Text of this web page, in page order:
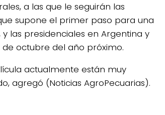
a las que le seguirán las
supone el primer paso para una
las presidenciales en Argentina y
octubre del año próximo.
actualmente están muy
agregó (Noticias AgroPecuarias).